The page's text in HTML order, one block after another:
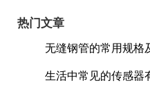
热门文章
无缝钢管的常用规格
生活中常见的传感器